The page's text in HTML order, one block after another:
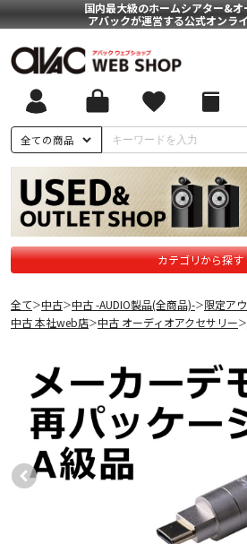
国内最大級のホームシアター&オ
アバックが運営する公式オンラ
全ての商品
カテゴリから探す
全て＞中古＞中古 -AUDIO製品(全商品)-＞限定ア
中古 本社web店＞中古 オーディオアクセサリー＞